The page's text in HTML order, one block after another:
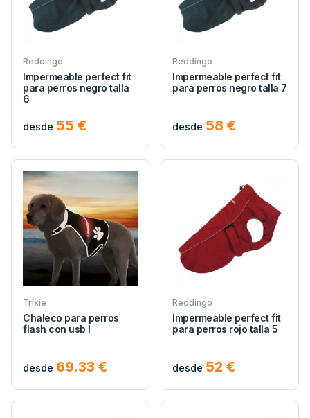
Reddingo
Impermeable perfect fit
para perros negro talla
6
desde 55 €
Reddingo
Impermeable perfect fit
para perros negro talla 7
desde 58 €
Trixie
Chaleco para perros
flash con usb l
desde 69.33 €
Reddingo
Impermeable perfect fit
para perros rojo talla 5
desde 52 €